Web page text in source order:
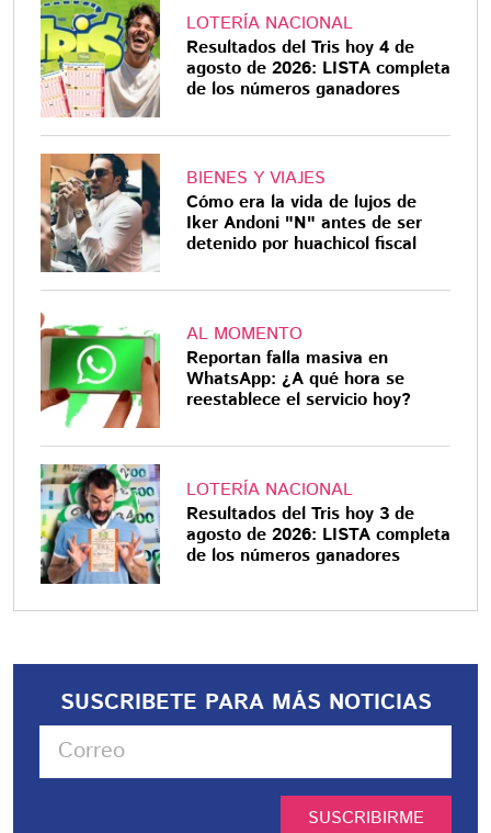
LOTERÍA NACIONAL
Resultados del Tris hoy 4 de
agosto de 2026: LISTA completa
de los números ganadores
BIENES Y VIAJES
Cómo era la vida de lujos de
Iker Andoni "N" antes de ser
detenido por huachicol fiscal
AL MOMENTO
Reportan falla masiva en
WhatsApp: ¿A qué hora se
reestablece el servicio hoy?
LOTERÍA NACIONAL
Resultados del Tris hoy 3 de
agosto de 2026: LISTA completa
de los números ganadores
SUSCRIBETE PARA MÁS NOTICIAS
SUSCRIBIRME